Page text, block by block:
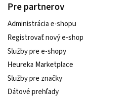
Pre partnerov
Administrácia e-shopu
Registrovať nový e-shop
Služby pre e‑shopy
Heureka Marketplace
Služby pre značky
Dátové prehľady